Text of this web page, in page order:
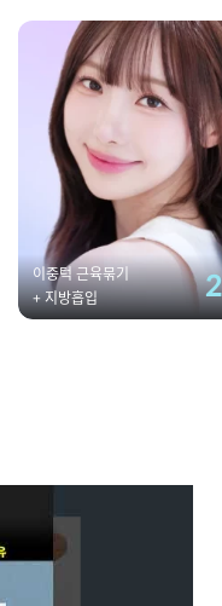
이중턱 근육묶기
+ 지방흡입